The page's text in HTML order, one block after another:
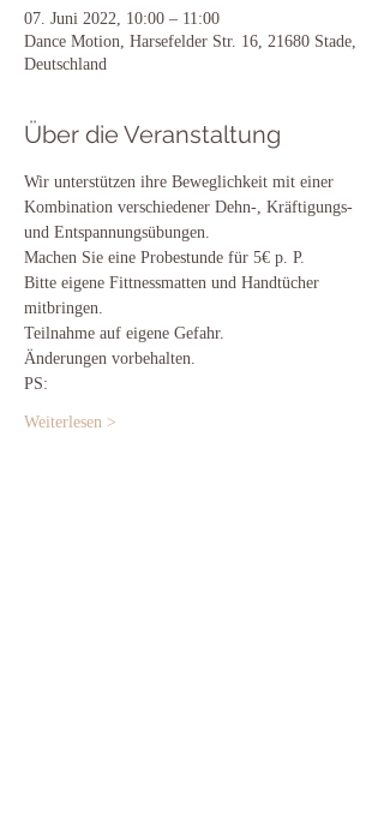
07. Juni 2022, 10:00 – 11:00
Dance Motion, Harsefelder Str. 16, 21680 Stade,
Deutschland
Über die Veranstaltung
Wir unterstützen ihre Beweglichkeit mit einer
Kombination verschiedener Dehn-, Kräftigungs-
und Entspannungsübungen.
Machen Sie eine Probestunde für 5€ p. P.
Bitte eigene Fittnessmatten und Handtücher
mitbringen.
Teilnahme auf eigene Gefahr.
Änderungen vorbehalten.
PS:
Weiterlesen >